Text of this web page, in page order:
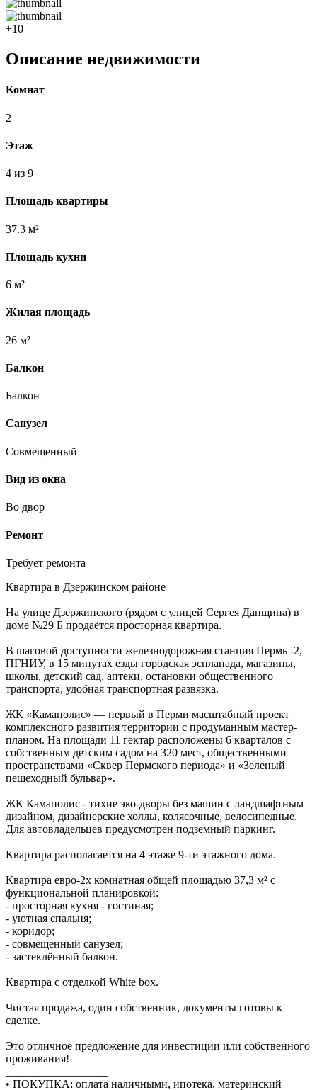
+10
Описание недвижимости
Комнат
2
Этаж
4 из 9
Площадь квартиры
37.3 м²
Площадь кухни
6 м²
Жилая площадь
26 м²
Балкон
Балкон
Санузел
Совмещенный
Вид из окна
Во двор
Ремонт
Требует ремонта
Квартира в Дзержинском районе
На улице Дзержинского (рядом с улицей Сергея Данщина) в
доме №29 Б продаётся просторная квартира.
В шаговой доступности железнодорожная станция Пермь -2,
ПГНИУ, в 15 минутах езды городская эспланада, магазины,
школы, детский сад, аптеки, остановки общественного
транспорта, удобная транспортная развязка.
ЖК «Камаполис» — первый в Перми масштабный проект
комплексного развития территории с продуманным мастер-
планом. На площади 11 гектар расположены 6 кварталов с
собственным детским садом на 320 мест, общественными
пространствами «Сквер Пермского периода» и «Зеленый
пешеходный бульвар».
ЖК Камаполис - тихие эко-дворы без машин с ландшафтным
дизайном, дизайнерские холлы, колясочные, велосипедные.
Для автовладельцев предусмотрен подземный паркинг.
Квартира располагается на 4 этаже 9-ти этажного дома.
Квартира евро-2х комнатная общей площадью 37,3 м² с
функциональной планировкой:
- просторная кухня - гостиная;
- уютная спальня;
- коридор;
- совмещенный санузел;
- застеклённый балкон.
Квартира с отделкой White box.
Чистая продажа, один собственник, документы готовы к
сделке.
Это отличное предложение для инвестиции или собственного
проживания!
• ПОКУПКА: оплата наличными, ипотека, материнский